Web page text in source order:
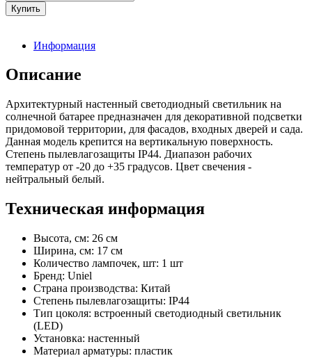
Информация
Описание
Архитектурный настенный светодиодный светильник на
солнечной батарее предназначен для декоративной подсветки
придомовой территории, для фасадов, входных дверей и сада.
Данная модель крепится на вертикальную поверхность.
Степень пылевлагозащиты IP44. Диапазон рабочих
температур от -20 до +35 градусов. Цвет свечения -
нейтральный белый.
Техническая информация
Высота, см: 26 см
Ширина, см: 17 см
Количество лампочек, шт: 1 шт
Бренд: Uniel
Страна производства: Китай
Степень пылевлагозащиты: IP44
Тип цоколя: встроенный светодиодный светильник
(LED)
Установка: настенный
Материал арматуры: пластик